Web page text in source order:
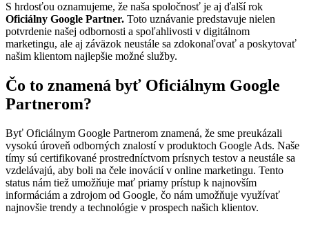
S hrdosťou oznamujeme, že naša spoločnosť je aj ďalší rok
Oficiálny Google Partner. Toto uznávanie predstavuje nielen
potvrdenie našej odbornosti a spoľahlivosti v digitálnom
marketingu, ale aj záväzok neustále sa zdokonaľovať a poskytovať
našim klientom najlepšie možné služby.
Čo to znamená byť Oficiálnym Google
Partnerom?
Byť Oficiálnym Google Partnerom znamená, že sme preukázali
vysokú úroveň odborných znalostí v produktoch Google Ads. Naše
tímy sú certifikované prostredníctvom prísnych testov a neustále sa
vzdelávajú, aby boli na čele inovácií v online marketingu. Tento
status nám tiež umožňuje mať priamy prístup k najnovším
informáciám a zdrojom od Google, čo nám umožňuje využívať
najnovšie trendy a technológie v prospech našich klientov.